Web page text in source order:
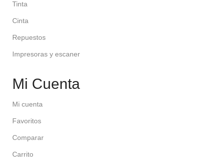
Tinta
Cinta
Repuestos
Impresoras y escaner
Mi Cuenta
Mi cuenta
Favoritos
Comparar
Carrito